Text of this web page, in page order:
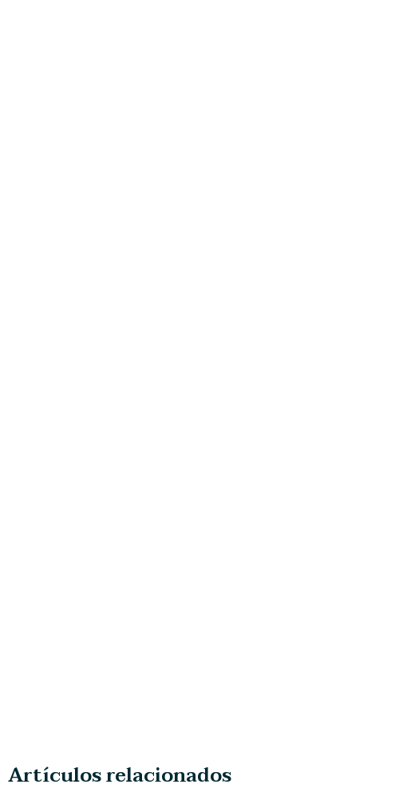
Artículos relacionados